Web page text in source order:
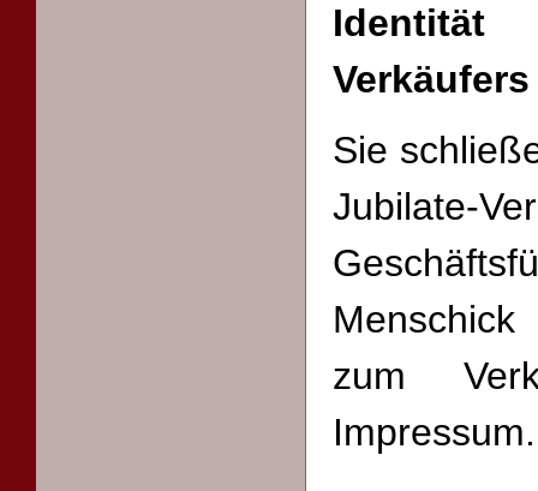
Verkäufers
Sie
zum
Impressum.